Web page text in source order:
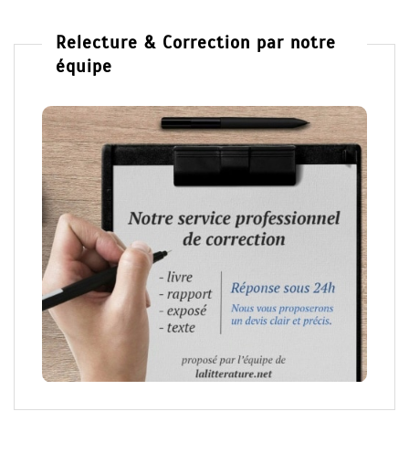
Relecture & Correction par notre
équipe